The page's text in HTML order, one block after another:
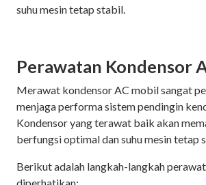
suhu mesin tetap stabil.
Perawatan Kondensor
Merawat kondensor AC mobil sangat
menjaga performa sistem pendingin
Kondensor yang terawat baik akan
berfungsi optimal dan suhu mesin tetap
Berikut adalah langkah-langkah